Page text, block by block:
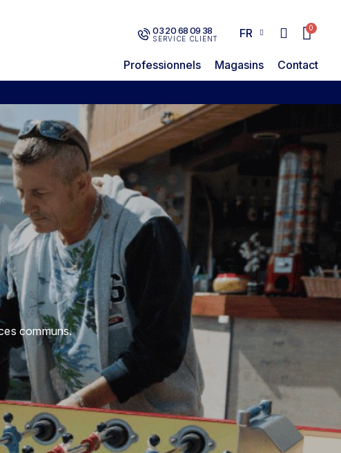
03 20 68 09 38
SERVICE CLIENT FR
Professionnels Magasins Contact
communs.